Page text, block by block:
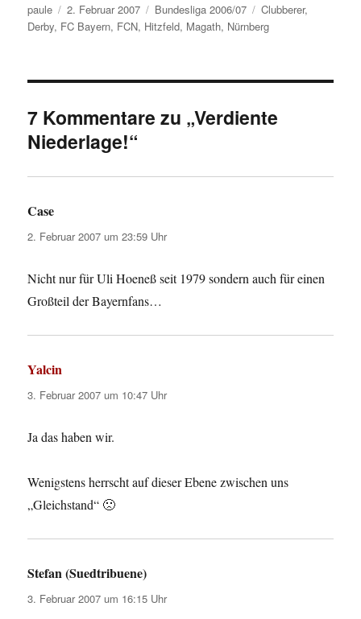
Autor
paule
Veröffentlicht
am
2. Februar 2007 Kategorien
Bundesliga 2006/07 Schlagwörter
Clubberer,
Derby, FC Bayern, FCN, Hitzfeld, Magath, Nürnberg
7 Kommentare zu „Verdiente
Niederlage!“
Case
2. Februar 2007 um 23:59 Uhr
Nicht nur für Uli Hoeneß seit 1979 sondern auch für einen
Großteil der Bayernfans…
Yalcin
3. Februar 2007 um 10:47 Uhr
Ja das haben wir.
Wenigstens herrscht auf dieser Ebene zwischen uns
„Gleichstand“ 🙁
Stefan (Suedtribuene)
3. Februar 2007 um 16:15 Uhr